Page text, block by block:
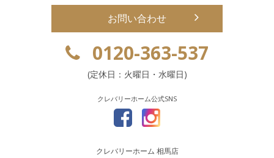
お問い合わせ
0120-363-537
(定休日：火曜日・水曜日)
クレバリーホーム公式SNS
クレバリーホーム 相馬店